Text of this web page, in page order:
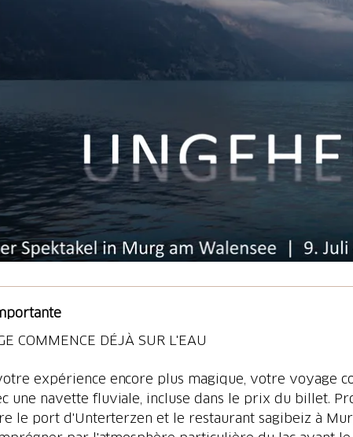
COMMENCE DÉJÀ SUR L'EAU
expérience encore plus magique, votre voyage
une navette fluviale, incluse dans le prix du billet.
le port d'Unterterzen et le restaurant sagibeiz à